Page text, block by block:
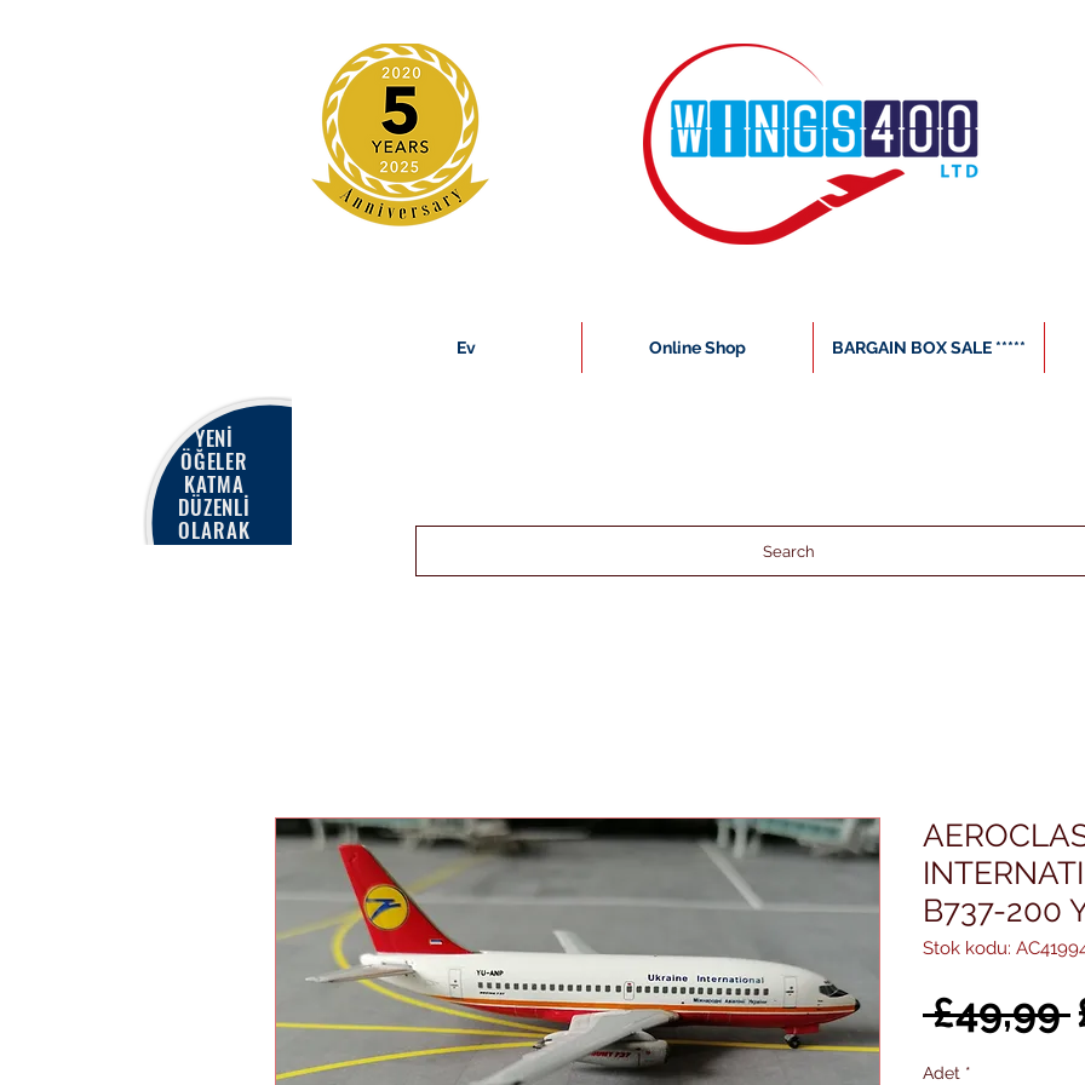
Ev Online Shop BARGAIN BOX SALE *****
YENİ
ÖĞELER
KATMA
DÜZENLİ
OLARAK
Search
B737-200
Stok kodu:
£49,99
Adet *